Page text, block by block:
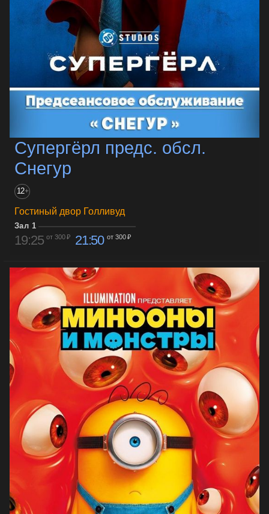
Супергёрл предс. обсл.
Снегур
12+
Гостиный двор Голливуд
Зал 1
19:25 от 300 ₽ 21:50 от 300 ₽